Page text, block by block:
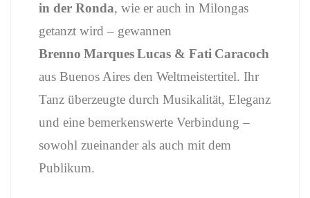
in der Ronda, wie er auch in Milongas
getanzt wird – gewannen
Brenno Marques Lucas & Fati Caracoch
aus Buenos Aires den Weltmeistertitel. Ihr
Tanz überzeugte durch Musikalität, Eleganz
und eine bemerkenswerte Verbindung –
sowohl zueinander als auch mit dem
Publikum.